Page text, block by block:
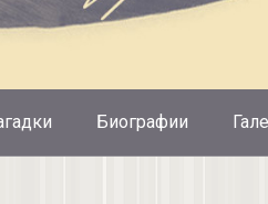
Биографии